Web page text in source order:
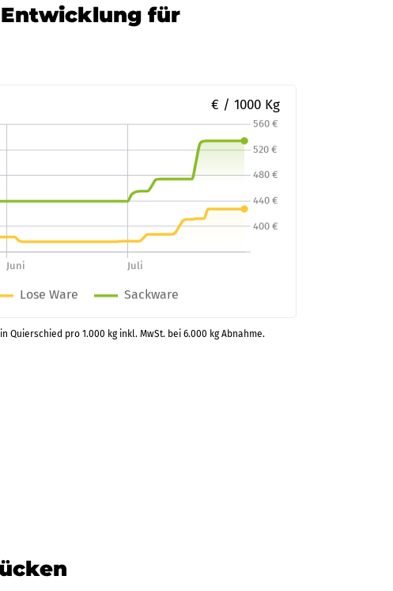
für
€ / 1000 Kg
Quierschied pro 1.000 kg inkl. MwSt. bei 6.000 kg Abnahme.